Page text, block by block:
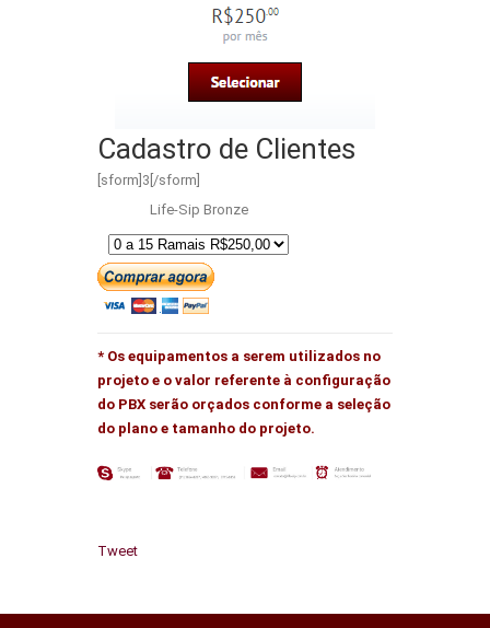
Cadastro de Clientes
[sform]3[/sform]
Life-Sip Bronze
* Os equipamentos a serem utilizados no
projeto e o valor referente à configuração
do PBX serão orçados conforme a seleção
do plano e tamanho do projeto.
Tweet